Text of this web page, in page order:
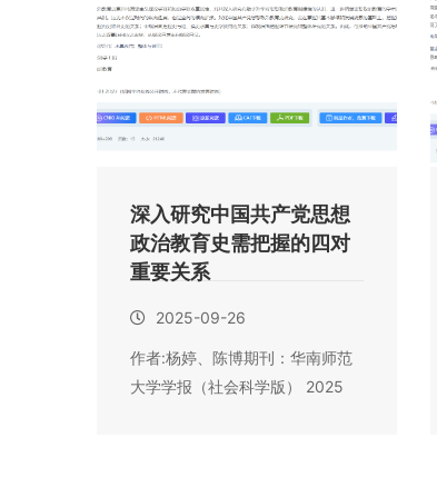
深入研究中国共产党思想
政治教育史需把握的四对
重要关系
2025-09-26
作者:杨婷、陈博期刊：华南师范
大学学报（社会科学版） 2025